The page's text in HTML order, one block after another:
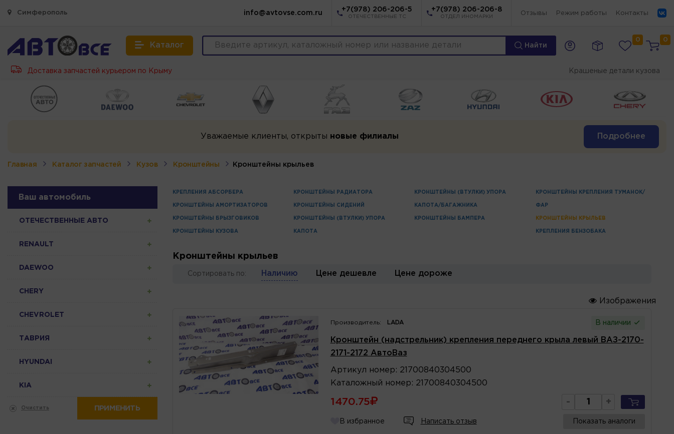
Симферополь info@avtovse.com.ru
+7(978) 206-206-5
ОТЕЧЕСТВЕННЫЕ ТС
+7(978) 206-206-8
ОТДЕЛ ИНОМАРКИ
Отзывы Режим работы Контакты
Каталог Найти
0 0
Доставка запчастей курьером по Крыму Крашеные детали кузова
Уважаемые клиенты, открыты новые филиалы Подробнее
Главная Каталог запчастей Кузов Кронштейны Кронштейны крыльев
Ваш автомобиль
ОТЕЧЕСТВЕННЫЕ АВТО
RENAULT
DAEWOO
CHERY
CHEVROLET
ТАВРИЯ
HYUNDAI
KIA
Очистить ПРИМЕНИТЬ
КРЕПЛЕНИЯ АБСОРБЕРА
КРОНШТЕЙНЫ АМОРТИЗАТОРОВ
КРОНШТЕЙНЫ БРЫЗГОВИКОВ
КРОНШТЕЙНЫ КУЗОВА
КРОНШТЕЙНЫ РАДИАТОРА
КРОНШТЕЙНЫ СИДЕНИЙ
КРОНШТЕЙНЫ (ВТУЛКИ) УПОРА
КАПОТА
КРОНШТЕЙНЫ (ВТУЛКИ) УПОРА
КАПОТА/БАГАЖНИКА
КРОНШТЕЙНЫ БАМПЕРА
КРОНШТЕЙНЫ КРЕПЛЕНИЯ ТУМАНОК/
ФАР
КРОНШТЕЙНЫ КРЫЛЬЕВ
КРЕПЛЕНИЯ БЕНЗОБАКА
Кронштейны крыльев
Сортировать по: Наличию Цене дешевле Цене дороже
Изображения
Производитель: LADA В наличии
Кронштейн (надстрельник) крепления переднего крыла левый ВАЗ-2170-
2171-2172 АвтоВаз
Артикул номер : 21700840304500
Каталожный номер : 21700840304500
1470.75 - +
В избранное Написать отзыв Показать аналоги